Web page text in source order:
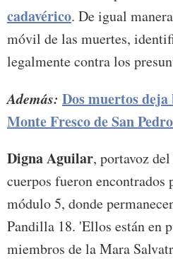
cadavérico. De igual
móvil de las muertes,
legalmente contra los
Además: Dos muertos
Monte Fresco de San
Digna Aguilar, portavoz
cuerpos fueron encontrados
módulo 5, donde
Pandilla 18. 'Ellos están en
miembros de la Mara